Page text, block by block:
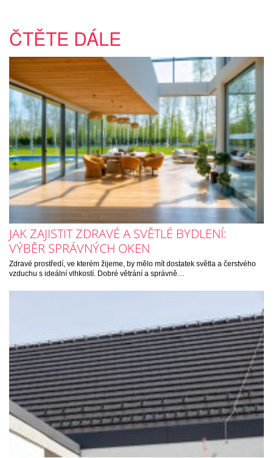
ČTĚTE DÁLE
JAK ZAJISTIT ZDRAVÉ A SVĚTLÉ BYDLENÍ:
VÝBĚR SPRÁVNÝCH OKEN
Zdravé prostředí, ve kterém žijeme, by mělo mít dostatek světla a čerstvého
vzduchu s ideální vlhkostí. Dobré větrání a správně…